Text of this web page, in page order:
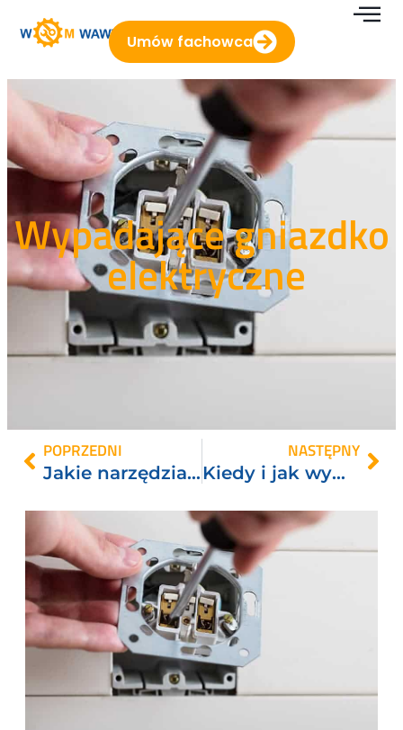
Umów fachowca
Wypadające gniazdko
elektryczne
POPRZEDNI
Jakie narzędzia potrzebne są do naprawy cieknącego kranu?
NASTĘPNY
Kiedy i jak wymienić silikon?